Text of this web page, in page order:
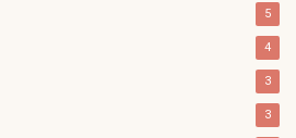
5
4
3
3